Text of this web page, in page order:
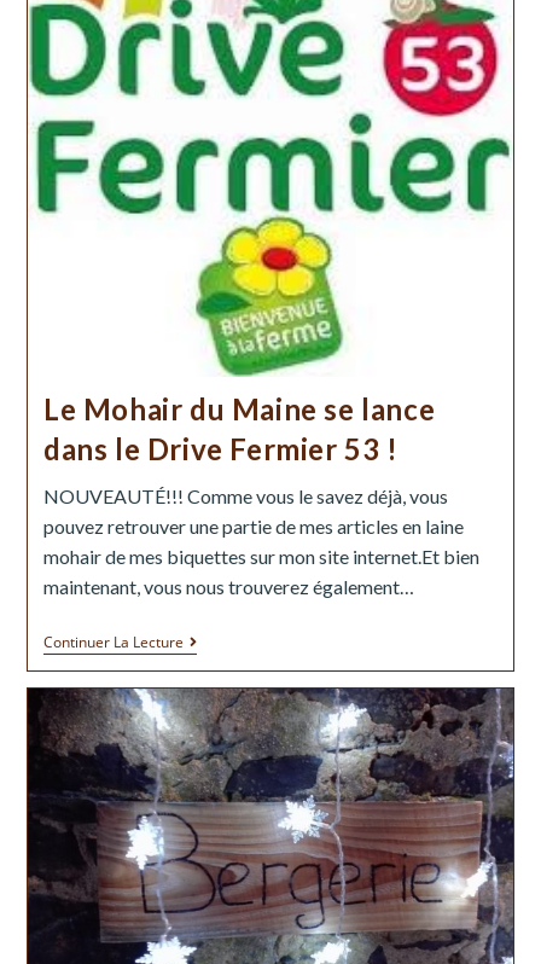
Le Mohair du Maine se lance
dans le Drive Fermier 53 !
NOUVEAUTÉ!!! Comme vous le savez déjà, vous
pouvez retrouver une partie de mes articles en laine
mohair de mes biquettes sur mon site internet.Et bien
maintenant, vous nous trouverez également…
Continuer La Lecture